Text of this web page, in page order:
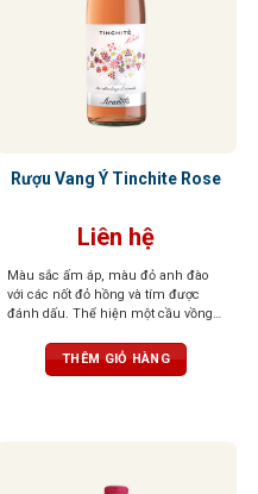
Rượu Vang Ý Tinchite Rose
Liên hệ
Màu sắc ấm áp, màu đỏ anh đào
với các nốt đỏ hồng và tím được
đánh dấu. Thể hiện một cầu vồng
mát, như phong lữ và các loại quả
mọng dại như mâm xôi, dâu đen,
THÊM GIỎ HÀNG